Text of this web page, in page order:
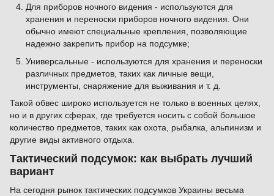
Для приборов ночного видения - используются для
хранения и переноски приборов ночного видения. Они
обычно имеют специальные крепления, позволяющие
надежно закрепить прибор на подсумке;
Универсальные - используются для хранения и переноски
различных предметов, таких как личные вещи,
инструменты, снаряжение для выживания и т. д.
Такой обвес широко используется не только в военных целях,
но и в других сферах, где требуется носить с собой большое
количество предметов, таких как охота, рыбалка, альпинизм и
другие виды активного отдыха.
Тактический подсумок: как выбрать лучший
вариант
На сегодня рынок тактических подсумков Украины весьма